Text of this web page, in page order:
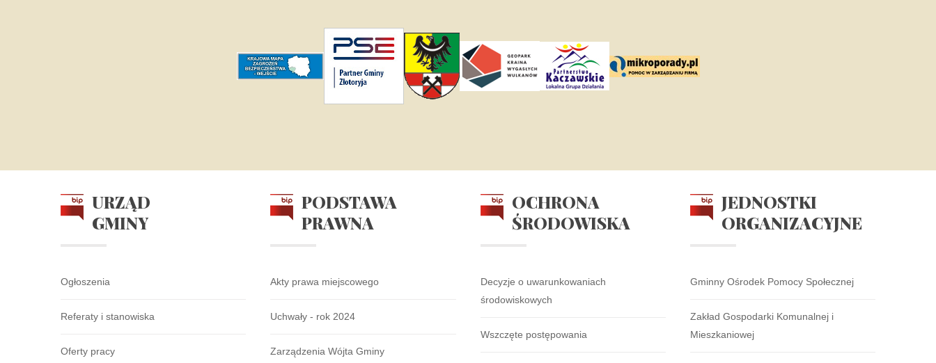
URZĄD
GMINY
Ogłoszenia
Referaty i stanowiska
Oferty pracy
PODSTAWA
PRAWNA
Akty prawa miejscowego
Uchwały - rok 2024
Zarządzenia Wójta Gminy
OCHRONA
ŚRODOWISKA
Decyzje o uwarunkowaniach
środowiskowych
Wszczęte postępowania
JEDNOSTKI
ORGANIZACYJNE
Gminny Ośrodek Pomocy Społecznej
Zakład Gospodarki Komunalnej i
Mieszkaniowej